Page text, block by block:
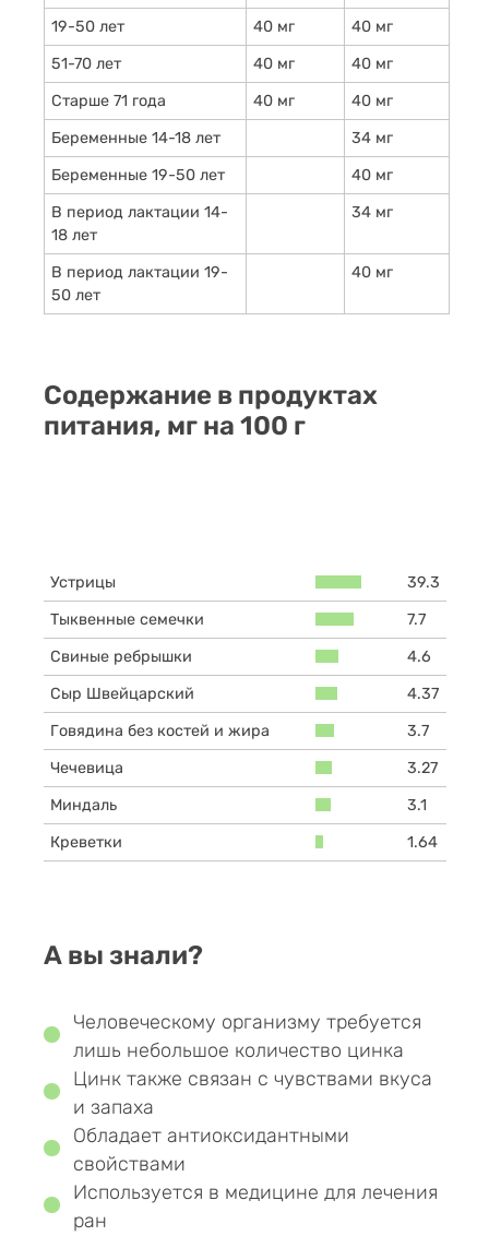
19-50 лет 40 мг
40 мг
51-70 лет
40 мг
40 мг
Старше 71 года
40 мг
40 мг
Беременные 14-18 лет
34 мг
Беременные 19-50 лет
40 мг
В период лактации 14-
18 лет
34 мг
В период лактации 19-
50 лет
40 мг
Содержание в продуктах
питания, мг на 100 г
Устрицы
39.3
Тыквенные семечки
7.7
Свиные ребрышки
4.6
Сыр Швейцарский
4.37
Говядина без костей и жира
3.7
Чечевица
3.27
Миндаль
3.1
Креветки
1.64
А вы знали?
Человеческому организму требуется
лишь небольшое количество цинка
Цинк также связан с чувствами вкуса
и запаха
Обладает антиоксидантными
свойствами
Используется в медицине для лечения
ран